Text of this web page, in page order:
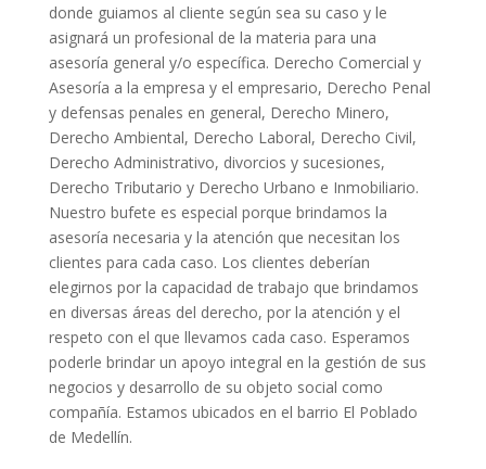
donde guiamos al cliente según sea su caso y le
asignará un profesional de la materia para una
asesoría general y/o específica. Derecho Comercial y
Asesoría a la empresa y el empresario, Derecho Penal
y defensas penales en general, Derecho Minero,
Derecho Ambiental, Derecho Laboral, Derecho Civil,
Derecho Administrativo, divorcios y sucesiones,
Derecho Tributario y Derecho Urbano e Inmobiliario.
Nuestro bufete es especial porque brindamos la
asesoría necesaria y la atención que necesitan los
clientes para cada caso. Los clientes deberían
elegirnos por la capacidad de trabajo que brindamos
en diversas áreas del derecho, por la atención y el
respeto con el que llevamos cada caso. Esperamos
poderle brindar un apoyo integral en la gestión de sus
negocios y desarrollo de su objeto social como
compañía. Estamos ubicados en el barrio El Poblado
de Medellín.